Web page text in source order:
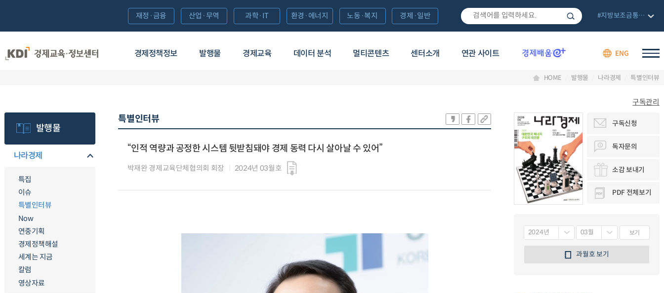
경제정책정보 발행물 경제교육 데이터 분석 멀티콘텐츠 센터소개 연관 사이트 ENG
재정·금융 산업·무역 과학·IT 환경·에너지 노동·복지 경제·일반 #지방보조금통합관리망
HOME 발행물 나라경제 특별인터뷰
발행물
나라경제
특집
이슈
특별인터뷰
Now
연중기획
경제정책해설
세계는 지금
칼럼
영상자료
특별인터뷰
“인적 역량과 공정한 시스템 뒷받침돼야 경제 동력 다시 살아날 수 있어”
박재완 경제교육단체협의회 회장 2024년 03월호
구독관리
구독신청
독자문의
소감 보내기
PDF 전체보기
보기
과월호 보기